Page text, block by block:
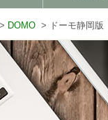
DOMO ドーモ静岡版